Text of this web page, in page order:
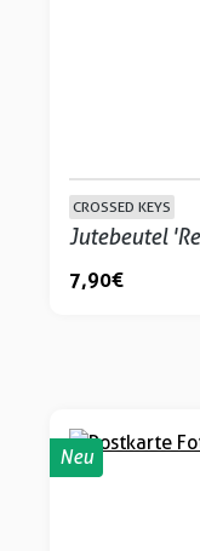
CROSSED KEYS
Jutebeutel
7,90 €
Neu